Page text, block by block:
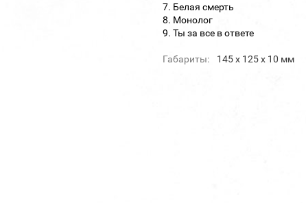
7. Белая смерть
8. Монолог
9. Ты за все в ответе
Габариты: 145 х 125 х 10 мм